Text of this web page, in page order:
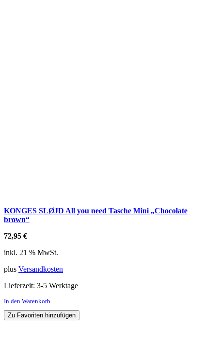
KONGES SLØJD All you need Tasche Mini „Chocolate
brown“
72,95 €
inkl. 21 % MwSt.
plus Versandkosten
Lieferzeit: 3-5 Werktage
In den Warenkorb
Zu Favoriten hinzufügen